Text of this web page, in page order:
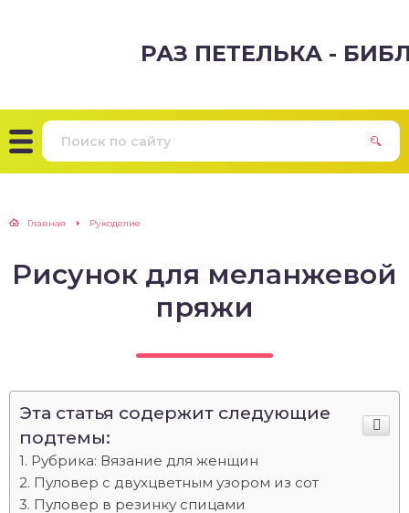
РАЗ ПЕТЕЛЬКА -
Главная Рукоделие
Рисунок для меланжевой
пряжи
Эта статья содержит следующие
подтемы:
Рубрика: Вязание для женщин
Пуловер с двухцветным узором из сот
Пуловер в резинку спицами